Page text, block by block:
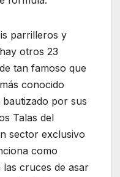
parrilleros y
otros 23
tan famoso que
conocido
por sus
Talas del
sector exclusivo
como
cruces de asar